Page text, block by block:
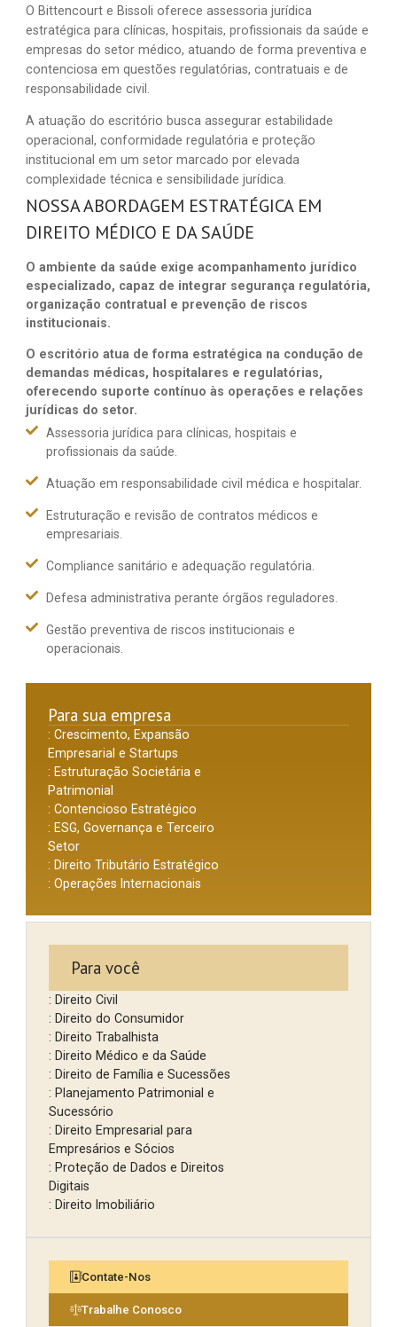
Para sua empresa
: Crescimento, Expansão
Empresarial e Startups
: Estruturação Societária e
Patrimonial
: Contencioso Estratégico
: ESG, Governança e Terceiro
Setor
: Direito Tributário Estratégico
: Operações Internacionais
Para você
: Direito Civil
: Direito do Consumidor
: Direito Trabalhista
: Direito Médico e da Saúde
: Direito de Família e Sucessões
: Planejamento Patrimonial e
Sucessório
: Direito Empresarial para
Empresários e Sócios
: Proteção de Dados e Direitos
Digitais
: Direito Imobiliário
Contate-Nos
Trabalhe Conosco
O Bittencourt e Bissoli oferece assessoria jurídica
estratégica para clínicas, hospitais, profissionais da saúde e
empresas do setor médico, atuando de forma preventiva e
contenciosa em questões regulatórias, contratuais e de
responsabilidade civil.
A atuação do escritório busca assegurar estabilidade
operacional, conformidade regulatória e proteção
institucional em um setor marcado por elevada
complexidade técnica e sensibilidade jurídica.
NOSSA ABORDAGEM ESTRATÉGICA EM
DIREITO MÉDICO E DA SAÚDE
O ambiente da saúde exige acompanhamento jurídico
especializado, capaz de integrar segurança regulatória,
organização contratual e prevenção de riscos
institucionais.
O escritório atua de forma estratégica na condução de
demandas médicas, hospitalares e regulatórias,
oferecendo suporte contínuo às operações e relações
jurídicas do setor.
Assessoria jurídica para clínicas, hospitais e
profissionais da saúde.
Atuação em responsabilidade civil médica e hospitalar.
Estruturação e revisão de contratos médicos e
empresariais.
Compliance sanitário e adequação regulatória.
Defesa administrativa perante órgãos reguladores.
Gestão preventiva de riscos institucionais e
operacionais.